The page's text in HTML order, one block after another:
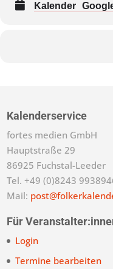
Kalender
Kalenderservice
fortes medien GmbH
Hauptstraße 29
86925 Fuchstal-Leeder
Tel. +49 (0)8243
Mail:
Für
Login
Termine bearbeiten